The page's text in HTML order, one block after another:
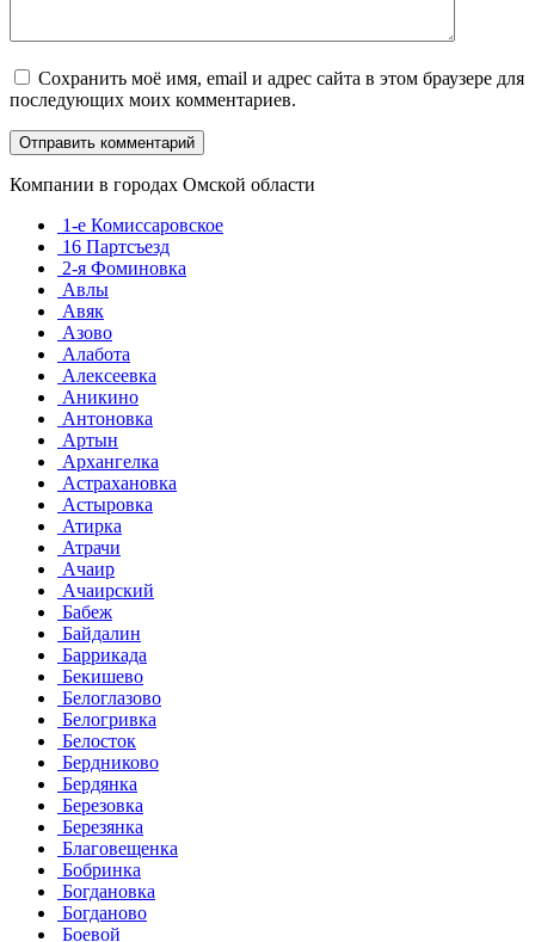
Сохранить моё имя, email и адрес сайта в этом браузере для
последующих моих комментариев.
Компании в городах Омской области
1-е Комиссаровское
16 Партсъезд
2-я Фоминовка
Авлы
Авяк
Азово
Алабота
Алексеевка
Аникино
Антоновка
Артын
Архангелка
Астрахановка
Астыровка
Атирка
Атрачи
Ачаир
Ачаирский
Бабеж
Байдалин
Баррикада
Бекишево
Белоглазово
Белогривка
Белосток
Бердниково
Бердянка
Березовка
Березянка
Благовещенка
Бобринка
Богдановка
Богданово
Боевой